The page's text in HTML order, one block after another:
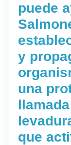
puede
y
una
que